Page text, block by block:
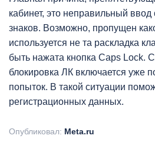
кабинет, это неправильный ввод
знаков. Возможно, пропущен
используется не та раскладка
быть нажата кнопка Caps Lock.
блокировка ЛК включается уже
попыток. В такой ситуации
регистрационных данных.
Опубликовал: Meta.ru